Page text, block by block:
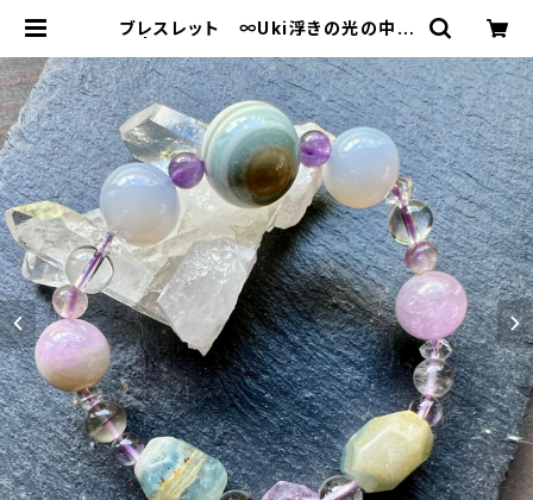
ブレスレット ∞Uki浮きの光の中で
ty Space LLC.